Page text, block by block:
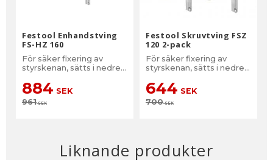
Festool Enhandstving
FS-HZ 160
För säker fixering av
styrskenan, sätts i nedre
884 SEK
961SEK
Festool Skruvtving FSZ
120 2-pack
För säker fixering av
styrskenan, sätts i nedre
644 SEK
700SEK
Liknande produkter